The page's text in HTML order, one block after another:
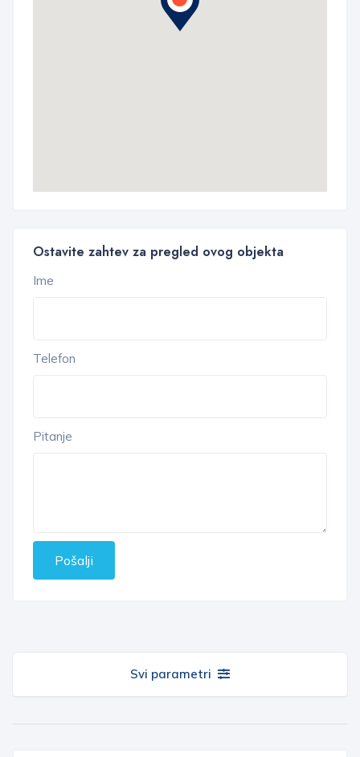
Ostavite zahtev za pregled ovog objekta
Ime
Telefon
Pitanje
Pošalji
Svi parametri